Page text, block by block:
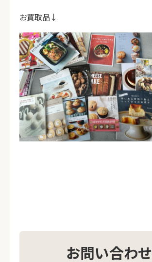
お買取品↓
お問い合わせ